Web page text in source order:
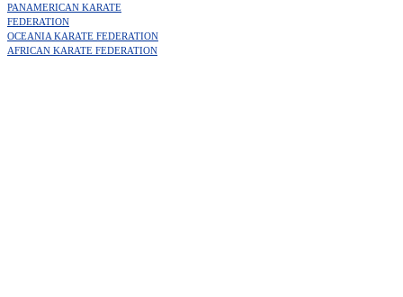
PANAMERICAN KARATE
FEDERATION
OCEANIA KARATE FEDERATION
AFRICAN KARATE FEDERATION